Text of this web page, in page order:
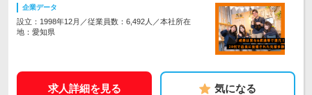
企業データ
設立：1998年12月／従業員数：6,492人／本社所在
地：愛知県
求人詳細を見る 気になる